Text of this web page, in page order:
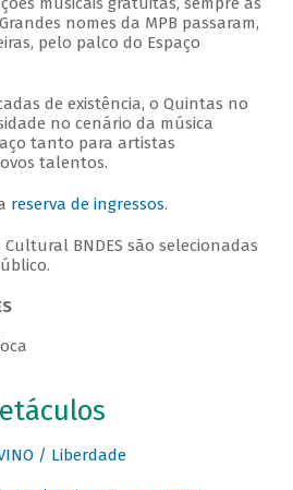
nomes da MPB passaram,
pelo palco do Espaço
de existência, o Quintas no
no cenário da música
tanto para artistas
talentos.
reserva de ingressos.
BNDES são selecionadas
/ Liberdade